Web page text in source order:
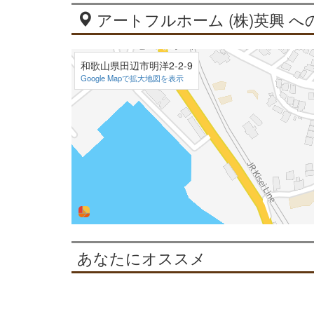
アートフルホーム (株)英興 へ
和歌山県田辺市明洋2-2-9
Google Mapで拡大地図を表示
あなたにオススメ